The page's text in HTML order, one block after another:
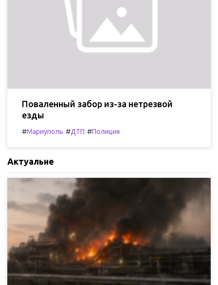
Поваленный забор из-за нетрезвой
езды
#Мариуполь #ДТП #Полиция
Актуальне